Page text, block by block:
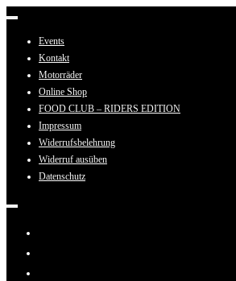
Zum
springen
Events
Kontakt
Motorräder
Online Shop
FOOD CLUB – RIDERS EDITION
Impressum
Widerrufsbelehrung
Widerruf ausüben
Datenschutz